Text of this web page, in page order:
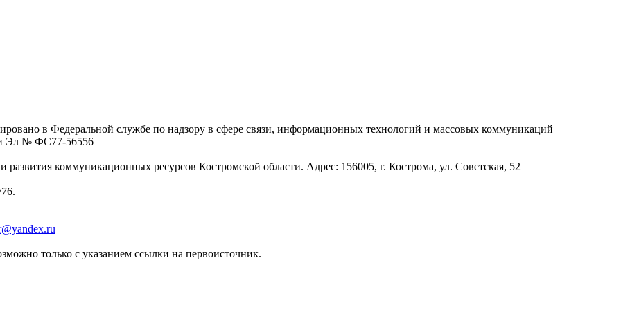
в Федеральной службе по надзору в сфере связи, информационных технологий и массовых коммуникаций
Эл № ФC77-56556
коммуникационных ресурсов Костромской области. Адрес: 156005, г. Кострома, ул. Советская, 52
только с указанием ссылки на первоисточник.